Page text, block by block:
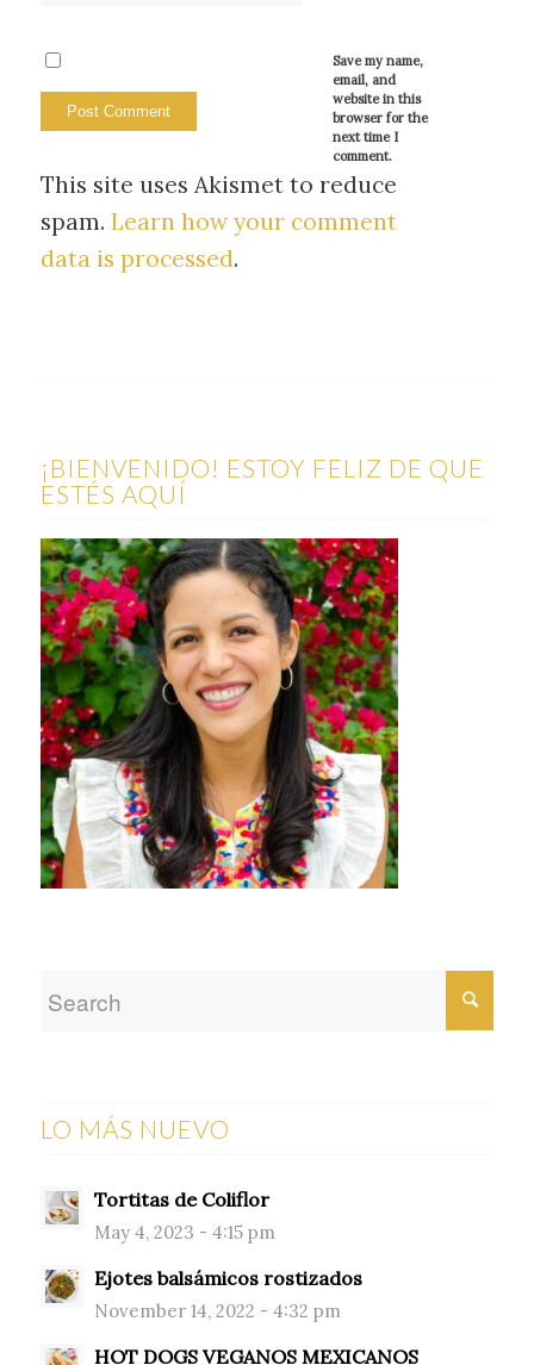
Save my name,
email, and
website in this
browser for the
next time I
comment.
This site uses Akismet to reduce
spam. Learn how your comment
data is processed.
¡BIENVENIDO! ESTOY FELIZ DE QUE
ESTÉS AQUÍ
LO MÁS NUEVO
Tortitas de Coliflor
May 4, 2023 - 4:15 pm
Ejotes balsámicos rostizados
November 14, 2022 - 4:32 pm
HOT DOGS VEGANOS MEXICANOS